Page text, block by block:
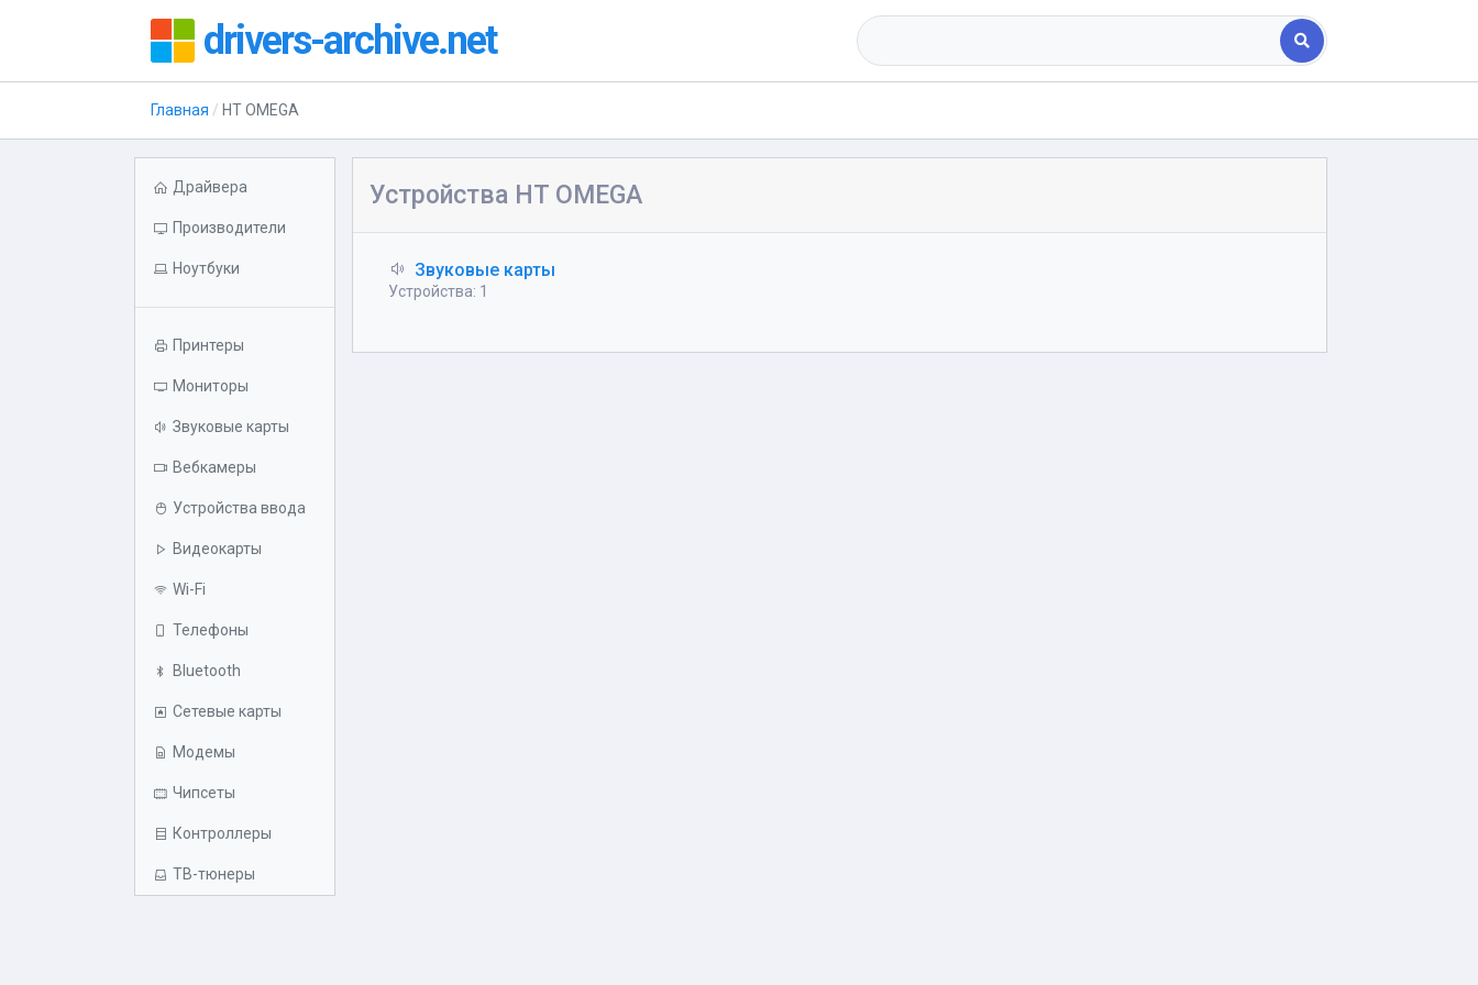
drivers-archive.net
Главная HT OMEGA
Драйвера
Производители
Ноутбуки
Принтеры
Мониторы
Звуковые карты
Вебкамеры
Устройства ввода
Видеокарты
Wi-Fi
Телефоны
Bluetooth
Сетевые карты
Модемы
Чипсеты
Контроллеры
ТВ-тюнеры
Устройства HT OMEGA
Звуковые карты
Устройства: 1